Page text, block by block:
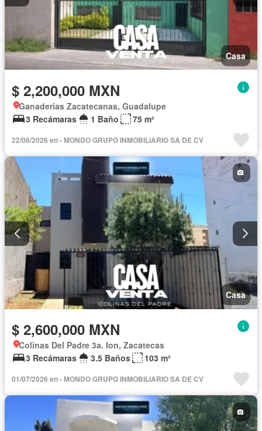
Casa
$ 2,200,000 MXN
Ganaderias Zacatecanas, Guadalupe
3 Recámaras
1 Baño 75 m²
22/06/2026 en - MONDO GRUPO INMOBILIARIO SA DE CV
Casa
$ 2,600,000 MXN
Colinas Del Padre 3a. Ion, Zacatecas
3 Recámaras
3.5 Baños 103 m²
01/07/2026 en - MONDO GRUPO INMOBILIARIO SA DE CV